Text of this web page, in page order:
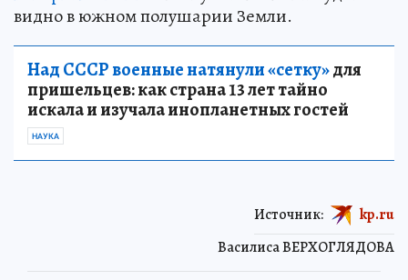
видно в южном полушарии Земли.
Над СССР военные натянули «сетку»для
пришельцев: как страна 13 лет тайно
искала и изучала инопланетных гостей
НАУКА
Василиса ВЕРХОГЛЯДОВА
Источник: kp.ru